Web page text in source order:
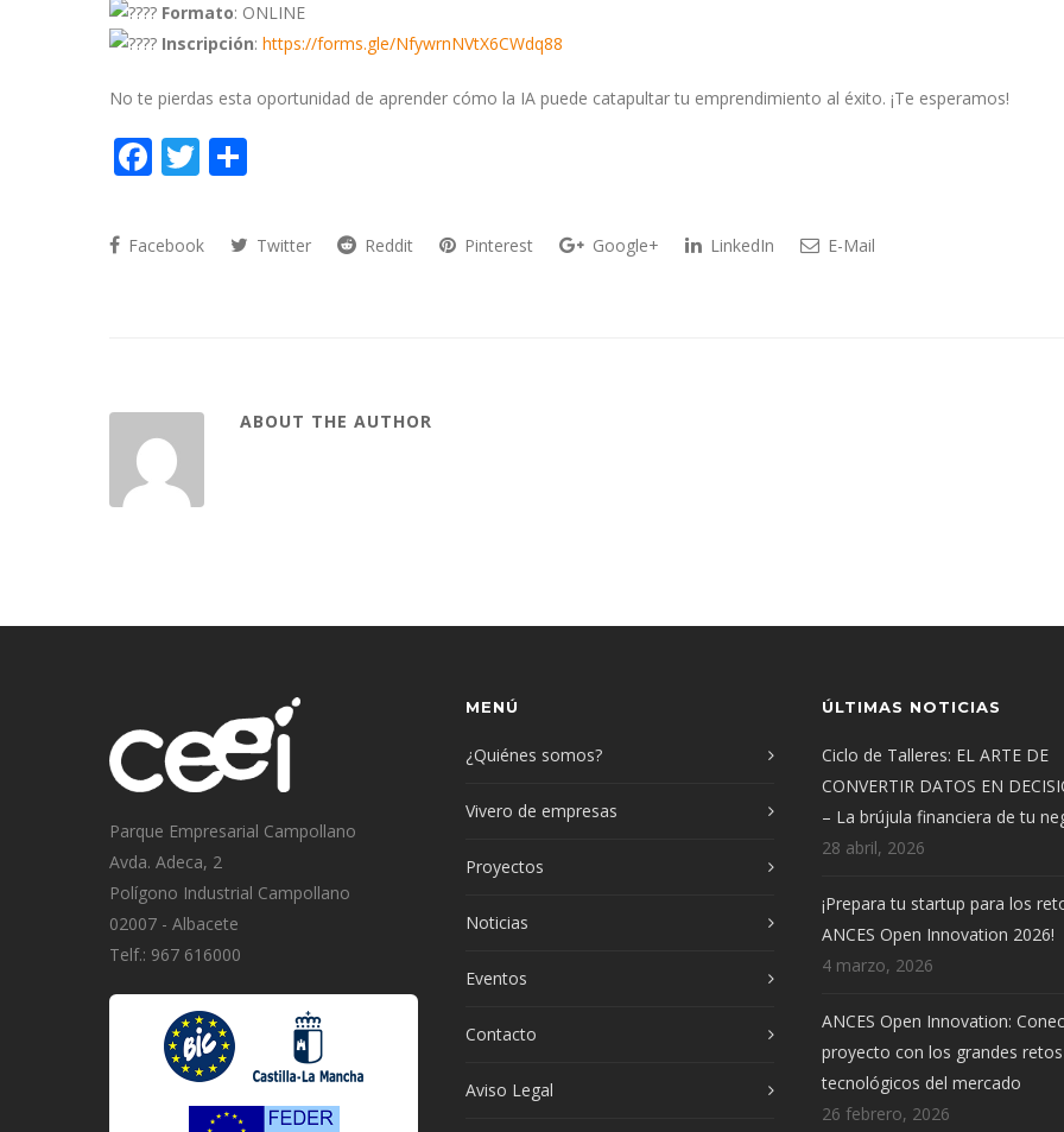
Formato: ONLINE
Inscripción: https://forms.gle/NfywrnNVtX6CWdq88
No te pierdas esta oportunidad de aprender cómo la IA puede catapultar tu emprendimiento al éxito. ¡Te esperamos!
Facebook
Twitter
Facebook Twitter Reddit Pinterest Google+ LinkedIn E-Mail
ABOUT THE AUTHOR
Parque Empresarial Campollano
Avda. Adeca, 2
Polígono Industrial Campollano
02007 - Albacete
Telf.: 967 616000
MENÚ
¿Quiénes somos?
Vivero de empresas
Proyectos
Noticias
Eventos
Contacto
Aviso Legal
ÚLTIMAS NOTICIAS
Ciclo de Talleres: EL ARTE DE
CONVERTIR DATOS EN
– La brújula financiera de tu
28 abril, 2026
¡Prepara tu startup para los
ANCES Open Innovation 2026!
4 marzo, 2026
ANCES Open Innovation:
proyecto con los grandes retos
tecnológicos del mercado
26 febrero, 2026